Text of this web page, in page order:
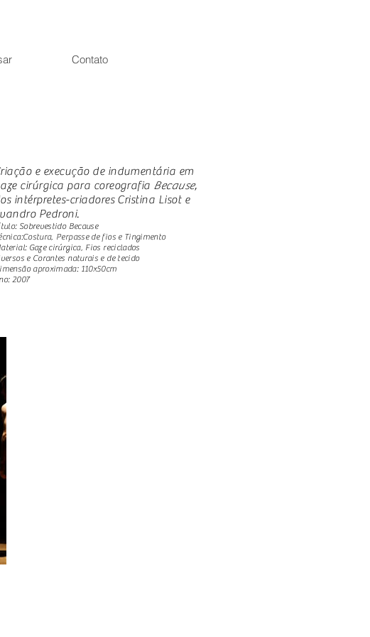
Contato
e execução de indumentária em
cirúrgica para coreografia Because,
intérpretes-criadores Cristina Lisot e
Pedroni.
Sobrevestido Because
Perpasse de fios e Tingimento
Gaze cirúrgica, Fios reciclados
e Corantes naturais e de tecido
aproximada: 110x50cm
2007